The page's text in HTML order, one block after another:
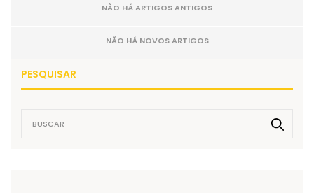
NÃO HÁ ARTIGOS ANTIGOS
NÃO HÁ NOVOS ARTIGOS
PESQUISAR